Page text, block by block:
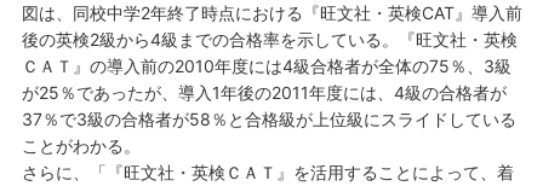
図は、同校中学2年終了時点における『旺文社・英検CAT』導入前
後の英検2級から4級までの合格率を示している。『旺文社・英検
ＣＡＴ』の導入前の2010年度には4級合格者が全体の75％、3級
が25％であったが、導入1年後の2011年度には、4級の合格者が
37％で3級の合格者が58％と合格級が上位級にスライドしている
ことがわかる。
さらに、「『旺文社・英検ＣＡＴ』を活用することによって、着